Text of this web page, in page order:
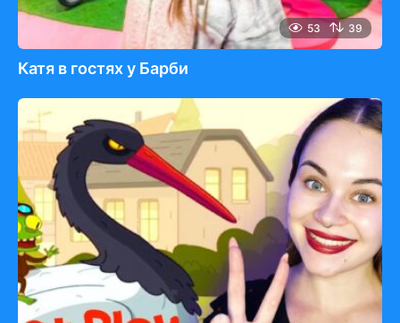
53 39
Катя в гостях у Барби